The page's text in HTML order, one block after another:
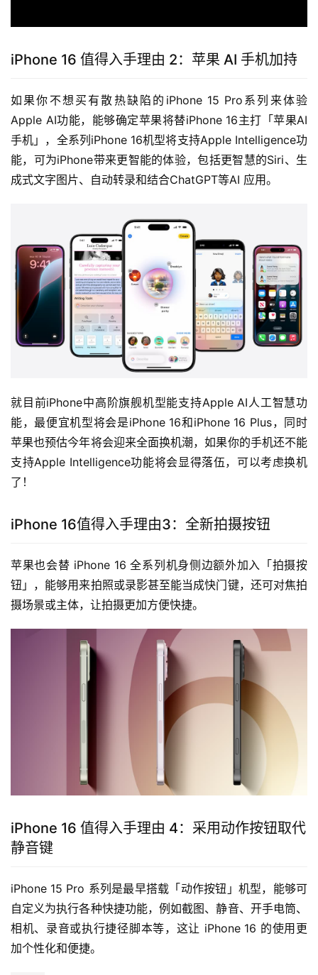
iPhone 16 值得入手理由 2：苹果 AI 手机加持
如果你不想买有散热缺陷的iPhone 15 Pro系列来体验
Apple AI功能，能够确定苹果将替iPhone 16主打「苹果AI
手机」，全系列iPhone 16机型将支持Apple Intelligence功
能，可为iPhone带来更智能的体验，包括更智慧的Siri、生
成式文字图片、自动转录和结合ChatGPT等AI 应用。
就目前iPhone中高阶旗舰机型能支持Apple AI人工智慧功
能，最便宜机型将会是iPhone 16和iPhone 16 Plus，同时
苹果也预估今年将会迎来全面换机潮，如果你的手机还不能
支持Apple Intelligence功能将会显得落伍，可以考虑换机
了！
iPhone 16值得入手理由3：全新拍摄按钮
苹果也会替 iPhone 16 全系列机身侧边额外加入「拍摄按
钮」，能够用来拍照或录影甚至能当成快门键，还可对焦拍
摄场景或主体，让拍摄更加方便快捷。
iPhone 16 值得入手理由 4：采用动作按钮取代
静音键
iPhone 15 Pro 系列是最早搭载「动作按钮」机型，能够可
自定义为执行各种快捷功能，例如截图、静音、开手电筒、
相机、录音或执行捷径脚本等，这让 iPhone 16 的使用更
加个性化和便捷。